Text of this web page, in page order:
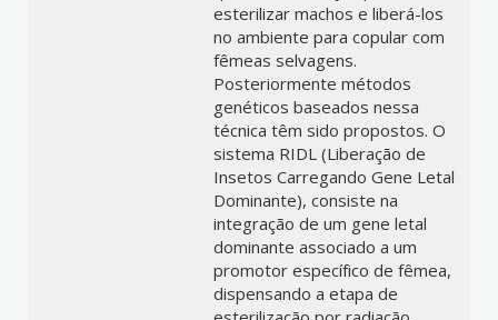
esterilizar machos e liberá-los
no ambiente para copular com
fêmeas selvagens.
Posteriormente métodos
genéticos baseados nessa
técnica têm sido propostos. O
sistema RIDL (Liberação de
Insetos Carregando Gene Letal
Dominante), consiste na
integração de um gene letal
dominante associado a um
promotor específico de fêmea,
dispensando a etapa de